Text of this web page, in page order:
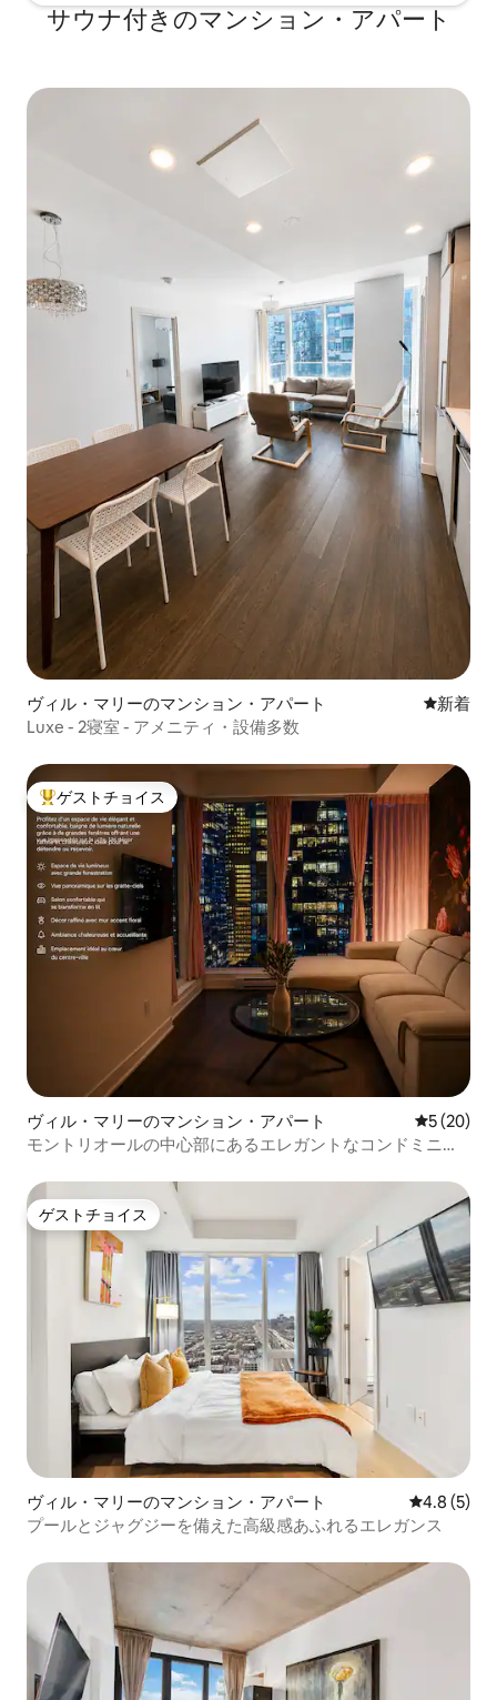
サウナ付きのマンション・アパート
ヴィル・マリーのマンション・アパート 新しい宿
新着
Luxe - 2寝室 - アメニティ・設備多数
大好評のゲストチョイスです。
ゲストチョイス
ヴィル・マリーのマンション・アパート レビュー
5 (20)
モントリオールの中心部にあるエレガントなコンドミニア
ゲストチョイス
ゲストチョイス
ヴィル・マリーのマンション・アパート レビュー5
4.8 (5)
プールとジャグジーを備えた高級感あふれるエレガンス